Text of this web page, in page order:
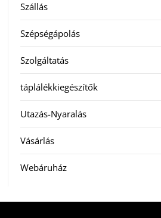
Szállás
Szépségápolás
Szolgáltatás
táplálékkiegészítők
Utazás-Nyaralás
Vásárlás
Webáruház